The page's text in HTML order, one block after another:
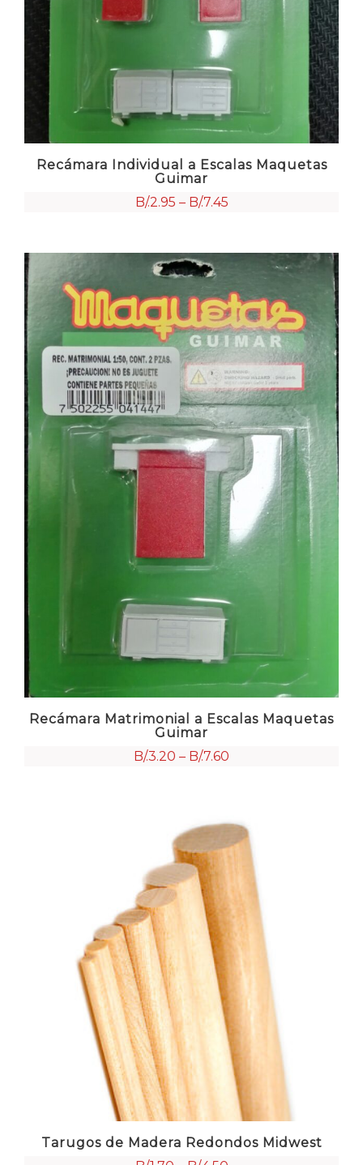
Recámara Individual a Escalas Maquetas
Guimar
B/.2.95 – B/.7.45
Recámara Matrimonial a Escalas Maquetas
Guimar
B/.3.20 – B/.7.60
Tarugos de Madera Redondos Midwest